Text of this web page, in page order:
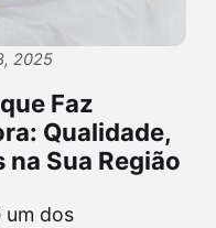
2025
Faz
Qualidade,
Sua Região
um dos